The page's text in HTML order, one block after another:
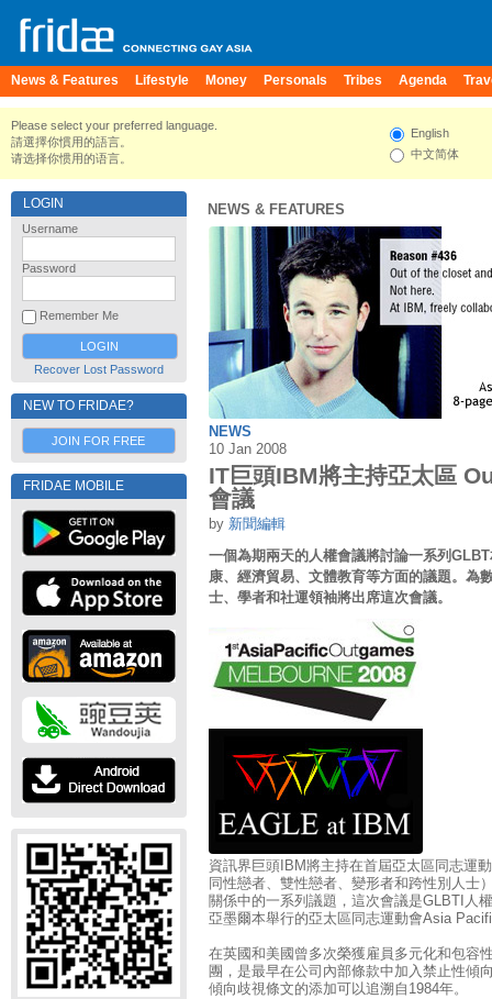
News & Features Lifestyle Money Personals Tribes Agenda
Please select your preferred language.
請選擇你慣用的語言。
请选择你惯用的语言。
English
中文简体
LOGIN
Username
Password
Remember Me
Recover Lost Password
NEW TO FRIDAE?
JOIN FOR FREE
FRIDAE MOBILE
NEWS & FEATURES
NEWS
10 Jan 2008
IT巨頭IBM將主持亞太區
會議
by 新聞編輯
一個為期兩天的人權會議將討論一系列
康、經濟貿易、文體教育等方面的議題。為
士、學者和社運領袖將出席這次會議。
資訊界巨頭IBM將主持在首屆亞太區同志運
同性戀者、雙性戀者、變形者和跨性別人士
關係中的一系列議題，這次會議是GLBTI人
亞墨爾本舉行的亞太區同志運動會Asia
在英國和美國曾多次榮獲雇員多元化和包容
團，是最早在公司內部條款中加入禁止性傾
傾向歧視條文的添加可以追溯自1984年。